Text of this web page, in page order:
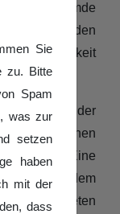
fremde
Umständen
Tätigkeit
Sperrung der
allgemeinen
Eine
erst ab dem
konkreten
Sie
zu. Bitte
Spam
was zur
setzen
haben
mit der
dass